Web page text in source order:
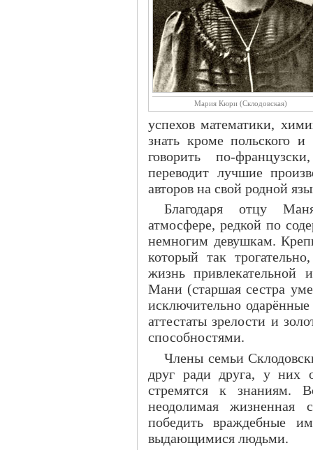
Мария Кюри (Склодовская)
успехов математики,
знать кроме польского и
говорить по-
переводит лучшие
авторов на свой родной
Благодаря отцу
атмосфере, редкой по
немногим девушкам.
который так
жизнь привлекательной
Мани (старшая сестра
исключительно
аттестаты зрелости и
способностями.
Члены семьи
друг ради друга, у них
стремятся к знаниям.
неодолимая
победить враждебные
выдающимися людьми.